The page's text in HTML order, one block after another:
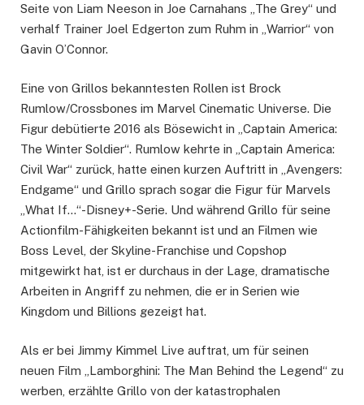
Seite von Liam Neeson in Joe Carnahans „The Grey“ und
verhalf Trainer Joel Edgerton zum Ruhm in „Warrior“ von
Gavin O’Connor.
Eine von Grillos bekanntesten Rollen ist Brock
Rumlow/Crossbones im Marvel Cinematic Universe. Die
Figur debütierte 2016 als Bösewicht in „Captain America:
The Winter Soldier“. Rumlow kehrte in „Captain America:
Civil War“ zurück, hatte einen kurzen Auftritt in „Avengers:
Endgame“ und Grillo sprach sogar die Figur für Marvels
„What If…“-Disney+-Serie. Und während Grillo für seine
Actionfilm-Fähigkeiten bekannt ist und an Filmen wie
Boss Level, der Skyline-Franchise und Copshop
mitgewirkt hat, ist er durchaus in der Lage, dramatische
Arbeiten in Angriff zu nehmen, die er in Serien wie
Kingdom und Billions gezeigt hat.
Als er bei Jimmy Kimmel Live auftrat, um für seinen
neuen Film „Lamborghini: The Man Behind the Legend“ zu
werben, erzählte Grillo von der katastrophalen